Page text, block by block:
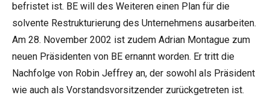
befristet ist. BE will des Weiteren einen Plan für die
solvente Restrukturierung des Unternehmens ausarbeiten.
Am 28. November 2002 ist zudem Adrian Montague zum
neuen Präsidenten von BE ernannt worden. Er tritt die
Nachfolge von Robin Jeffrey an, der sowohl als Präsident
wie auch als Vorstandsvorsitzender zurückgetreten ist.